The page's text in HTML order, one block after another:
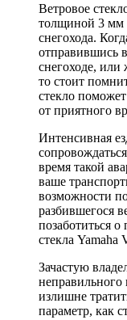
Ветровое
толщиной 3 мм
снегохода.
отправившись
снегоходе,
то стоит
стекло
от приятного
Интенсивная
время такой
ваше
возможности
разбившегося
позаботиться
стекла Yamaha
Зачастую
неправильного
излишне
параметр, как